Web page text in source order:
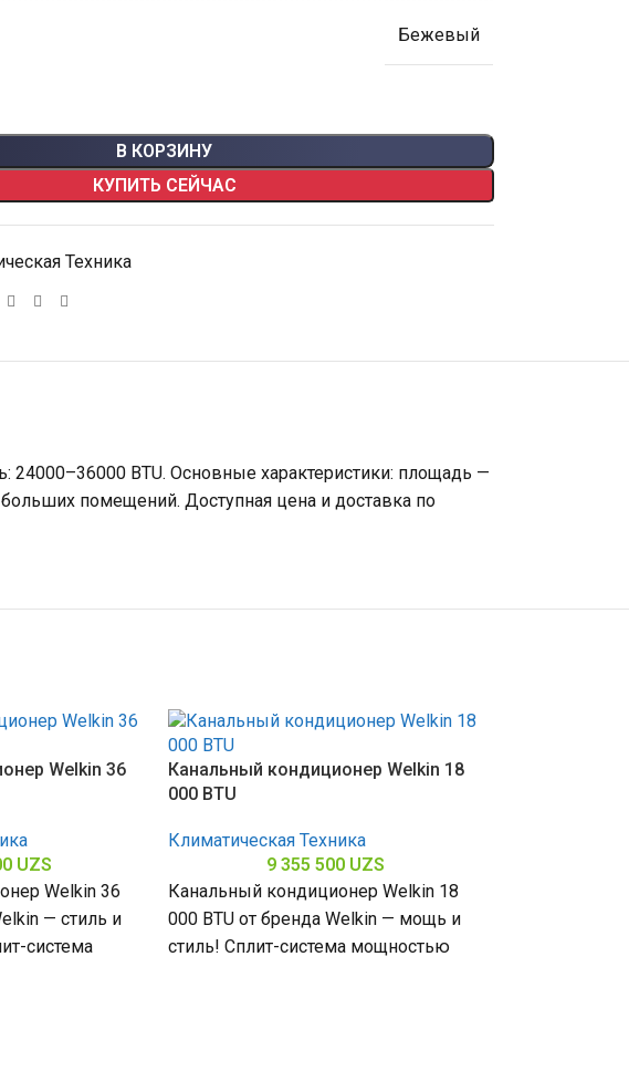
Бежевый
В КОРЗИНУ
КУПИТЬ СЕЙЧАС
Техника
24000–36000 BTU. Основные характеристики: площадь —
помещений. Доступная цена и доставка по
Welkin 36
UZS
Welkin 36
— стиль и
система
Канальный кондиционер Welkin 18
000 BTU
Климатическая Техника
9 355 500 UZS
Канальный кондиционер Welkin 18
000 BTU от бренда Welkin — мощь и
стиль! Сплит-система мощностью